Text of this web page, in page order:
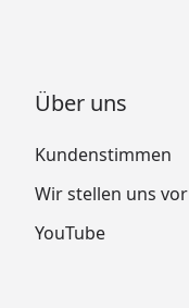
Über uns
Kundenstimmen
Wir stellen uns vor
YouTube